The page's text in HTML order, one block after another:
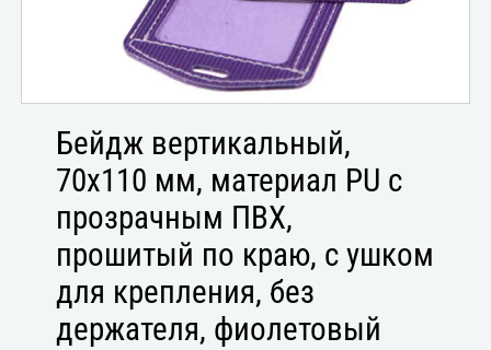
Бейдж вертикальный,
70x110 мм, материал PU с
прозрачным ПВХ,
прошитый по краю, с ушком
для крепления, без
держателя, фиолетовый